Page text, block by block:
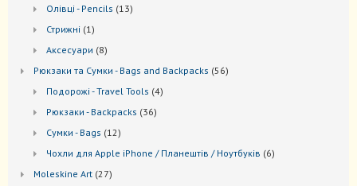
Oлівці - Pencils 1313
Стрижні 1 1
Аксесуари 88
Рюкзаки та Cумки - Bags and Backpacks 5656
Подорожі - Travel Tools 44
Рюкзаки - Backpacks 3636
Сумки - Bags 1212
Чохли для Apple iPhone / Планештів / Ноутбуків 66
Moleskine Art 2727